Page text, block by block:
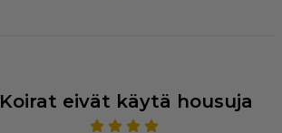
Koirat eivät käytä housuja